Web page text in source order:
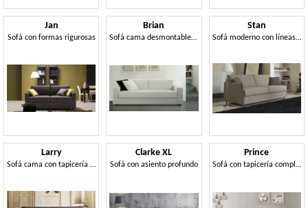
Jan
Sofá con formas rigurosas
Brian
Sofá cama desmontable y desmontable
Stan
Sofá moderno con líneas simples.
Larry
Sofá cama con tapicería extraíble.
Clarke XL
Sofá con asiento profundo
Prince
Sofá con tapicería completamente extraíble.